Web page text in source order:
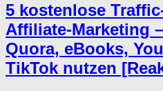
5 kostenlose
Affiliate-Marketing
Quora, eBooks,
TikTok nutzen